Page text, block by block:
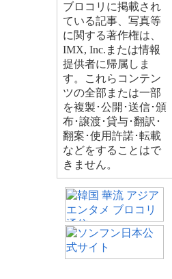
ブロコリに掲載され
ている記事、写真等
に関する著作権は、
IMX, Inc.または情報
提供者に帰属しま
す。これらコンテン
ツの全部または一部
を複製･公開･送信･頒
布･譲渡･貸与･翻訳･
翻案･使用許諾･転載
などをすることはで
きません。